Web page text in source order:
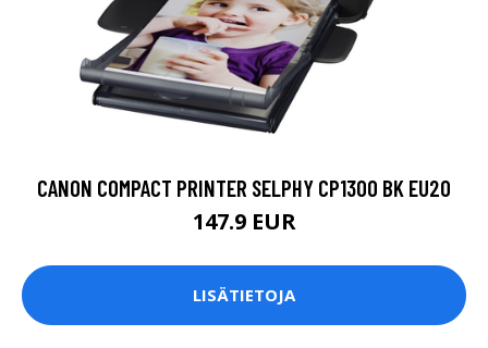
CANON COMPACT PRINTER SELPHY CP1300 BK EU20
147.9 EUR
LISÄTIETOJA